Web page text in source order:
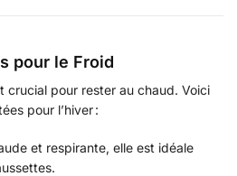
pour le Froid
crucial pour rester au chaud. Voici
pour l’hiver :
et respirante, elle est idéale